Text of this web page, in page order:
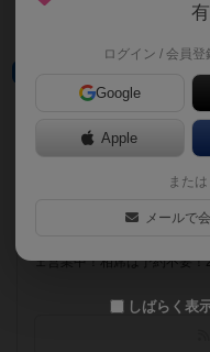
が設定されたアカウントでロ
アジトベル 恵
東京都渋谷区
遊べるボードゲーム
859個
恵比寿駅徒歩8分！平日18
ェ営業中！相席は予約不要
有
ログイン / 会員登
Google
Apple
または
メールで
しばらく表